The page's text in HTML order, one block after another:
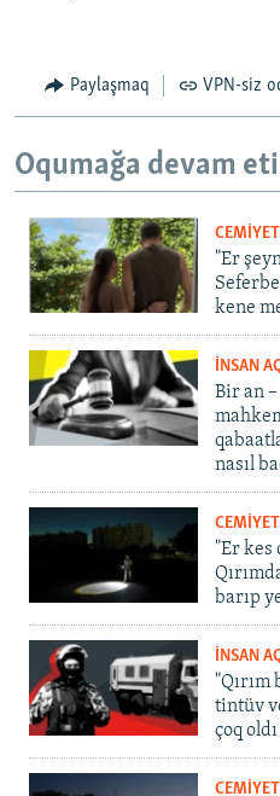
Paylaşmaq VPN-siz
Oqumağa devam
CEMİYET
"Er
kene
İNSAN
Bir an –
nasıl
CEMİYET
"Er kes
barıp
İNSAN
tintüv
çoq oldı
CEMİYET